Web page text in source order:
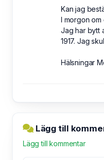
Kan jag
I morgon om
Jag har bytt
1917. Jag
Hälsningar
Lägg till
Lägg till kommentar